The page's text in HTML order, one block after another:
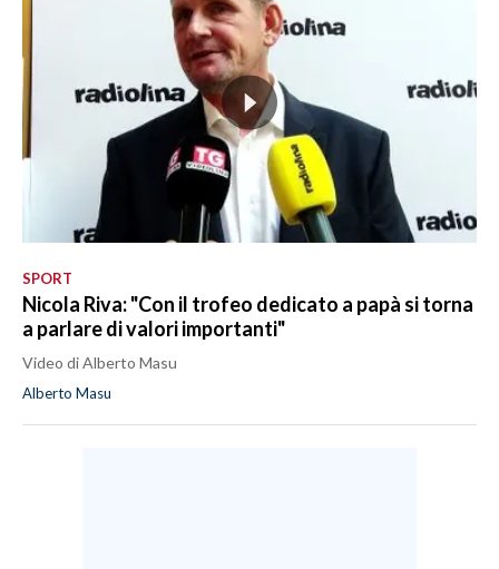
SPORT
Nicola Riva: "Con il trofeo dedicato a papà si torna
a parlare di valori importanti"
Video di Alberto Masu
Alberto Masu